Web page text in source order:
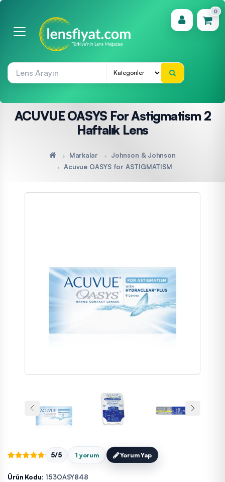
0
(0)
ACUVUE OASYS For Astigmatism 2
Haftalık Lens
Markalar
Johnson & Johnson
Acuvue OASYS for ASTIGMATISM
5/5 1 yorum Yorum Yap
Ürün Kodu: 153OASY848